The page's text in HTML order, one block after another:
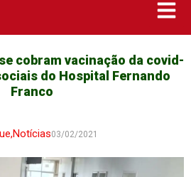
cobram vacinação da covid-
do Hospital Fernando
Franco
,Notícias03/02/2021